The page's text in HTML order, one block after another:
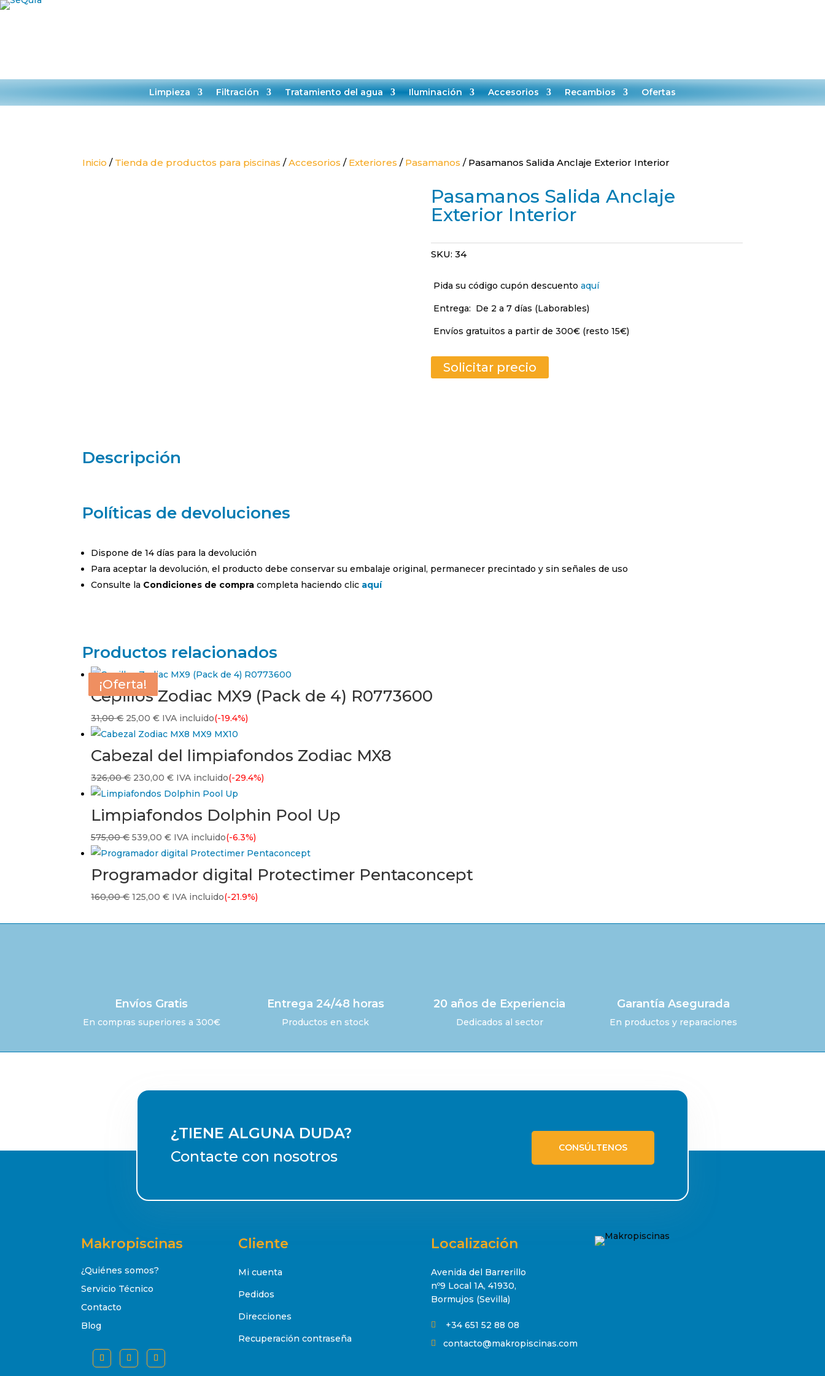
Limpieza Filtración Tratamiento del agua Iluminación Accesorios Recambios Ofertas
Inicio / Tienda de productos para piscinas /Accesorios / Exteriores / Pasamanos / Pasamanos Salida Anclaje Exterior Interior
Pasamanos Salida Anclaje
Exterior Interior
SKU: 34
Pida su código cupón descuento aquí
Entrega: De 2 a 7 días (Laborables)
Envíos gratuitos a partir de 300€ (resto 15€)
Solicitar precio
Descripción
Políticas de devoluciones
Dispone de 14 días para la devolución
Para aceptar la devolución, el producto debe conservar su embalaje original, permanecer precintado y sin señales de uso
Consulte la Condiciones de compra completa haciendo clic aquí
Productos relacionados
¡Oferta!
Cepillos Zodiac MX9 (Pack de 4) R0773600
31,00€ El
precio
original
31,00 €.
25,00€El
precio
actual
25,00 €.
IVA incluido(-19.4%)
¡Oferta!
Cabezal del limpiafondos Zodiac MX8
326,00€ El
precio
original
326,00 €.
230,00€El
precio
actual
230,00 €.
IVA incluido(-29.4%)
¡Oferta!
Limpiafondos Dolphin Pool Up
575,00€El
precio
575,00 €.
539,00€El
precio
actual
539,00 €.
IVA incluido(-6.3%)
¡Oferta!
Programador digital Protectimer Pentaconcept
160,00€El
125,00€ElIVA incluido(-21.9%)
Envíos Gratis
En compras superiores a 300€
Entrega 24/48 horas
Productos en stock
20 años de Experiencia
Dedicados al sector
Garantía Asegurada
En productos y reparaciones
¿TIENE ALGUNA DUDA?
Contacte con nosotros
CONSÚLTENOS
Makropiscinas
¿Quiénes somos?
Servicio Técnico
Contacto
Blog
Cliente
Mi cuenta
Pedidos
Direcciones
Recuperación contraseña
Localización
Avenida del Barrerillo
nº9 Local 1A, 41930,
Bormujos (Sevilla)
 +34 651 52 88 08
 contacto@makropiscinas.com